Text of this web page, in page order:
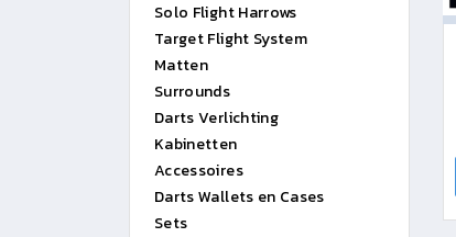
Solo Flight Harrows
Target Flight System
Matten
Surrounds
Darts Verlichting
Kabinetten
Accessoires
Darts Wallets en Cases
Sets